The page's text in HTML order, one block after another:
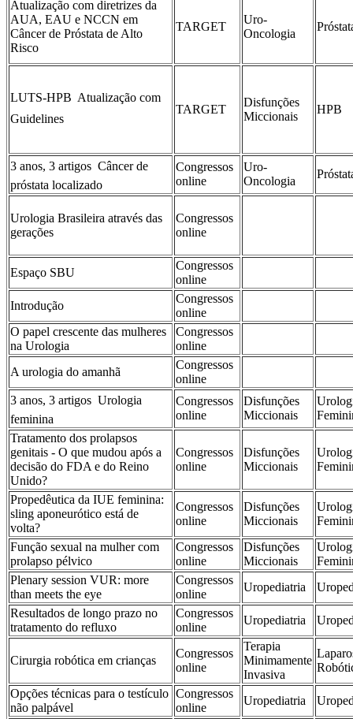
Atualização com diretrizes da
AUA, EAU e NCCN em
Câncer de Próstata de Alto
Risco
TARGET
Uro-
Oncologia
LUTS-HPB  Atualização com
Guidelines
TARGET
Disfunções
Miccionais
HPB
3 anos, 3 artigos  Câncer de
próstata localizado
Congressos
online
Uro-
Oncologia
Urologia Brasileira através das
gerações
Congressos
online
Espaço SBU
Congressos
online
Introdução
Congressos
online
O papel crescente das mulheres
na Urologia
Congressos
online
A urologia do amanhã
Congressos
online
3 anos, 3 artigos  Urologia
feminina
Congressos
online
Disfunções
Miccionais
Tratamento dos prolapsos
genitais - O que mudou após a
decisão do FDA e do Reino
Unido?
Congressos
online
Disfunções
Miccionais
Propedêutica da IUE feminina:
sling aponeurótico está de
volta?
Congressos
online
Disfunções
Miccionais
Função sexual na mulher com
prolapso pélvico
Congressos
online
Disfunções
Miccionais
Plenary session VUR: more
than meets the eye
Congressos
online
Uropediatria
Resultados de longo prazo no
tratamento do refluxo
Congressos
online
Uropediatria
Cirurgia robótica em crianças
Congressos
online
Terapia
Minimamente
Invasiva
Opções técnicas para o testículo
não palpável
Congressos
online
Uropediatria